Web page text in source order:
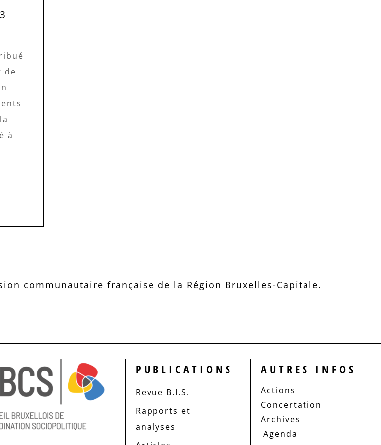
de
à
communautaire française de la Région Bruxelles-Capitale.
PUBLICATIONS
Revue B.I.S.
Rapports et
analyses
AUTRES INFOS
Actions
Concertation
Archives
Agenda